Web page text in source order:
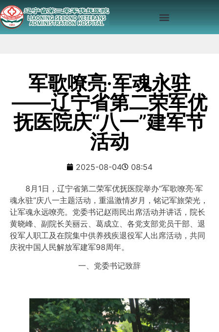
军歌嘹亮·军魂永驻
——辽宁省第二荣军优
抚医院庆“八一”建军节
活动
2025-08-04 08:54
8月1日，辽宁省第二荣军优抚医院举办“军歌嘹亮·军
魂永驻”庆八一主题活动，重温激情岁月，铭记军旅荣光，
让军魂永远嘹亮。党委书记赵雨民出席活动并讲话，院长
黄晓峰、副院长关丽云、葛成立、各党支部党员干部、退
役军人职工及在院集中供养残疾退役军人出席活动，共同
庆祝中国人民解放军建军98周年。
一、党委书记致辞